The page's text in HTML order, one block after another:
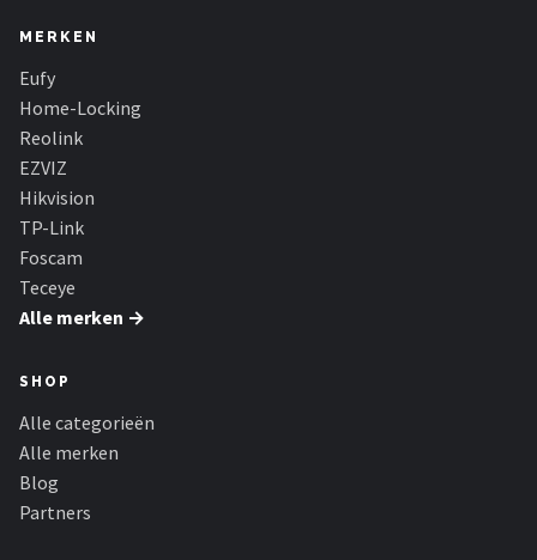
MERKEN
Eufy
Home-Locking
Reolink
EZVIZ
Hikvision
TP-Link
Foscam
Teceye
Alle merken →
SHOP
Alle categorieën
Alle merken
Blog
Partners